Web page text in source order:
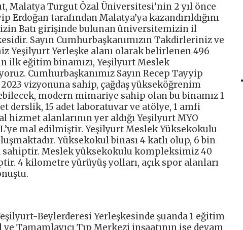
Malatya Turgut Özal Üniversitesi’nin 2 yıl önce
Erdoğan tarafından Malatya’ya kazandırıldığını
Batı girişinde bulunan üniversitemizin il
Sayın Cumhurbaşkanımızın Takdirleriniz ve
Yeşilyurt Yerleşke alanı olarak belirlenen 496
ilk eğitim binamızı, Yeşilyurt Meslek
Cumhurbaşkanımız Sayın Recep Tayyip
vizyonuna sahip, çağdaş yükseköğrenim
modern mimariye sahip olan bu binamız 1
derslik, 15 adet laboratuvar ve atölye, 1 amfi
hizmet alanlarının yer aldığı Yeşilyurt MYO
mal edilmiştir. Yeşilyurt Meslek Yüksekokulu
Yüksekokul binası 4 katlı olup, 6 bin
sahiptir. Meslek yüksekokulu kompleksimiz 40
4 kilometre yürüyüş yolları, açık spor alanları
Beylerderesi Yerleşkesinde şuanda 1 eğitim
Tamamlayıcı Tıp Merkezi inşaatının ise devam